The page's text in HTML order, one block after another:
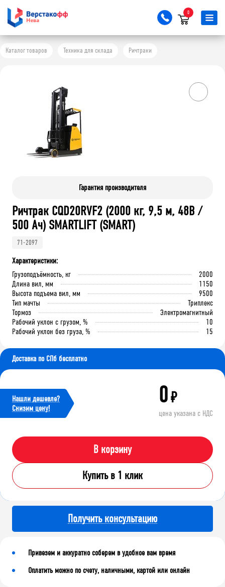
0
Каталог товаров Техника для склада Ричтраки
Гарантия производителя
Ричтрак CQD20RVF2 (2000 кг, 9,5 м, 48В /
500 Ач) SMARTLIFT (SMART)
71-2097
Характеристики:
Грузоподъёмность, кг
2000
Длина вил, мм
1150
Высота подъема вил, мм
9500
Тип мачты
Триплекс
Тормоз
Электромагнитный
Рабочий уклон с грузом, %
10
Рабочий уклон без груза, %
15
Доставка по СПб бесплатно
Нашли дешевле?
Cнизим цену!
0₽
цена указана с НДС
В корзину
Купить в 1 клик
Получить консультацию
Привезем и аккуратно соберем в удобное вам время
Оплатить можно по счету, наличными, картой или онлайн